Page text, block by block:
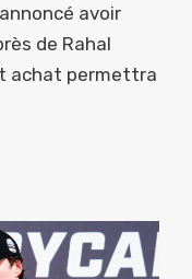
avoir
de Rahal
achat permettra